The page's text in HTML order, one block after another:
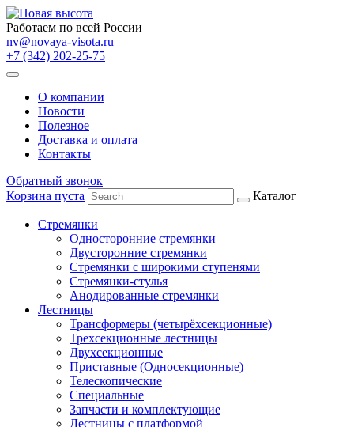
Работаем по всей России
nv@novaya-visota.ru
+7 (342) 202-25-75
О компании
Новости
Полезное
Доставка и оплата
Контакты
Обратный звонок
Корзина пуста
Каталог
Стремянки
Односторонние стремянки
Двусторонние стремянки
Стремянки с широкими ступенями
Стремянки-стулья
Анодированные стремянки
Лестницы
Трансформеры (четырёхсекционные)
Трехсекционные лестницы
Двухсекционные
Приставные (Односекционные)
Телескопические
Специальные
Запчасти и комплектующие
Лестницы с платформой